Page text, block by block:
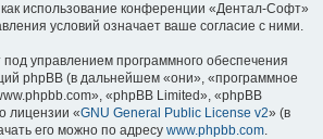
использование конференции «Дентал-Софт»
условий означает ваше согласие с ними.
управлением программного обеспечения
phpBB (в дальнейшем «они», «программное
«phpBB Limited», «phpBB
лицензии «GNU General Public License v2» (в
его можно по адресу www.phpbb.com.